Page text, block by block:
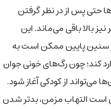
حتی پس از در نظر گرفتن
بالا باقی می‌ماند. این
پایین ممکن است به
کند؛ چون رگ‌های خونی جوان
می‌تواند از کودکی آغاز شود.
التهاب مزمن، بدتر شدن